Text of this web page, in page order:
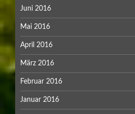
Juni 2016
Mai 2016
April 2016
März 2016
Februar 2016
Januar 2016